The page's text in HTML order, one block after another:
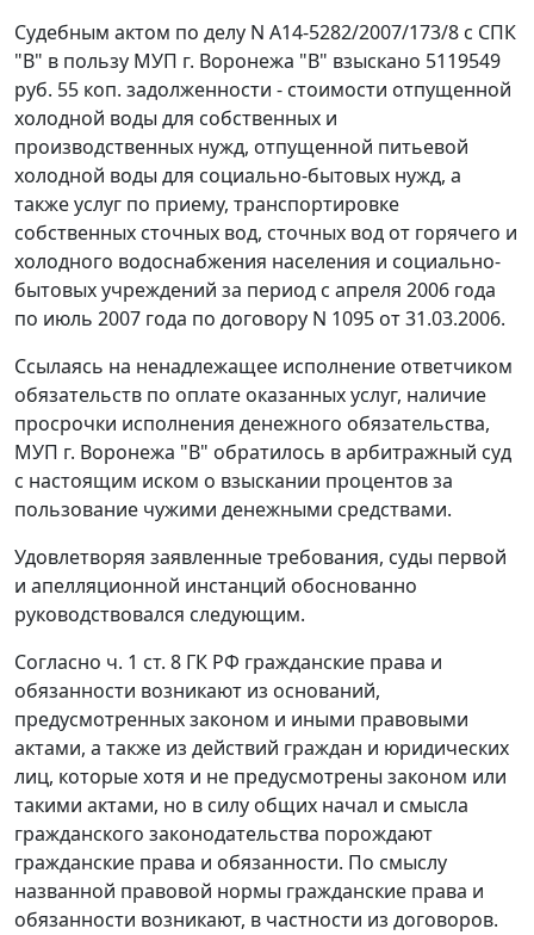
Судебным актом по делу N А14-5282/2007/173/8 с СПК
"В" в пользу МУП г. Воронежа "В" взыскано 5119549
руб. 55 коп. задолженности - стоимости отпущенной
холодной воды для собственных и
производственных нужд, отпущенной питьевой
холодной воды для социально-бытовых нужд, а
также услуг по приему, транспортировке
собственных сточных вод, сточных вод от горячего и
холодного водоснабжения населения и социально-
бытовых учреждений за период с апреля 2006 года
по июль 2007 года по договору N 1095 от 31.03.2006.
Ссылаясь на ненадлежащее исполнение ответчиком
обязательств по оплате оказанных услуг, наличие
просрочки исполнения денежного обязательства,
МУП г. Воронежа "В" обратилось в арбитражный суд
с настоящим иском о взыскании процентов за
пользование чужими денежными средствами.
Удовлетворяя заявленные требования, суды первой
и апелляционной инстанций обоснованно
руководствовался следующим.
Согласно ч. 1 ст. 8 ГК РФ гражданские права и
обязанности возникают из оснований,
предусмотренных законом и иными правовыми
актами, а также из действий граждан и юридических
лиц, которые хотя и не предусмотрены законом или
такими актами, но в силу общих начал и смысла
гражданского законодательства порождают
гражданские права и обязанности. По смыслу
названной правовой нормы гражданские права и
обязанности возникают, в частности из договоров.